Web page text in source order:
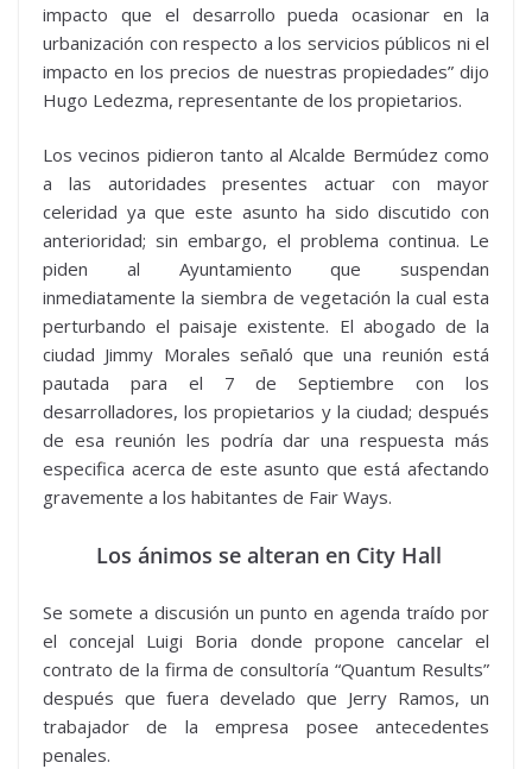
impacto que el desarrollo pueda ocasionar en la
urbanización con respecto a los servicios públicos ni el
impacto en los precios de nuestras propiedades” dijo
Hugo Ledezma, representante de los propietarios.
Los vecinos pidieron tanto al Alcalde Bermúdez como
a las autoridades presentes actuar con mayor
celeridad ya que este asunto ha sido discutido con
anterioridad; sin embargo, el problema continua. Le
piden al Ayuntamiento que suspendan
inmediatamente la siembra de vegetación la cual esta
perturbando el paisaje existente. El abogado de la
ciudad Jimmy Morales señaló que una reunión está
pautada para el 7 de Septiembre con los
desarrolladores, los propietarios y la ciudad; después
de esa reunión les podría dar una respuesta más
especifica acerca de este asunto que está afectando
gravemente a los habitantes de Fair Ways.
Los ánimos se alteran en City Hall
Se somete a discusión un punto en agenda traído por
el concejal Luigi Boria donde propone cancelar el
contrato de la firma de consultoría “Quantum Results”
después que fuera develado que Jerry Ramos, un
trabajador de la empresa posee antecedentes
penales.